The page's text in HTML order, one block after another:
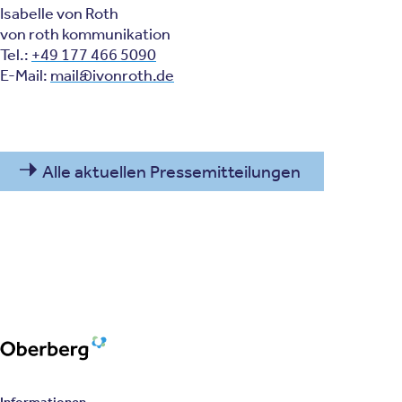
Isabelle von Roth
von roth kommunikation
Tel.: +49 177 466 5090
E-Mail: mail@ivonroth.de
Alle aktuellen Pressemitteilungen